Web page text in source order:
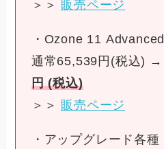
＞＞ 販売ページ
・Ozone 11 Advanced
通常65,539円(税込) →
円 (税込)
＞＞ 販売ページ
・アップグレード各種